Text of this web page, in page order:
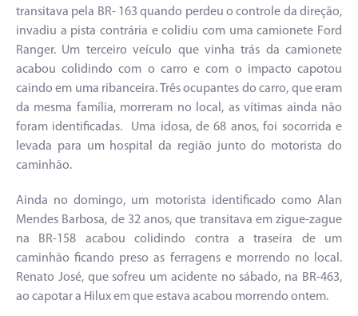
transitava pela BR- 163 quando perdeu o controle da direção,
invadiu a pista contrária e colidiu com uma camionete Ford
Ranger. Um terceiro veículo que vinha trás da camionete
acabou colidindo com o carro e com o impacto capotou
caindo em uma ribanceira. Três ocupantes do carro, que eram
da mesma família, morreram no local, as vítimas ainda não
foram identificadas. Uma idosa, de 68 anos, foi socorrida e
levada para um hospital da região junto do motorista do
caminhão.
Ainda no domingo, um motorista identificado como Alan
Mendes Barbosa, de 32 anos, que transitava em zigue-zague
na BR-158 acabou colidindo contra a traseira de um
caminhão ficando preso as ferragens e morrendo no local.
Renato José, que sofreu um acidente no sábado, na BR-463,
ao capotar a Hilux em que estava acabou morrendo ontem.